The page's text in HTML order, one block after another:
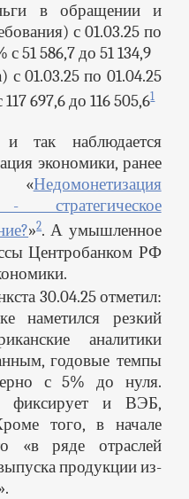
в обращении и
с 01.03.25 по
с 51 586,7 до 51 134,9
с 01.03.25 по 01.04.25
697,6 до 116 505,61
так наблюдается
экономики, ранее
«Недомонетизация
»2. А умышленное
Центробанком РФ
30.04.25 отметил:
наметился резкий
аналитики
годовые темпы
с 5% до нуля.
фиксирует и ВЭБ,
того, в начале
«в ряде отраслей
продукции из-